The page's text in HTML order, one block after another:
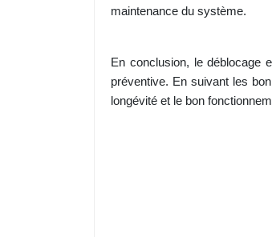
maintenance du système.
En conclusion, le déblocage
préventive. En suivant les
longévité et le bon